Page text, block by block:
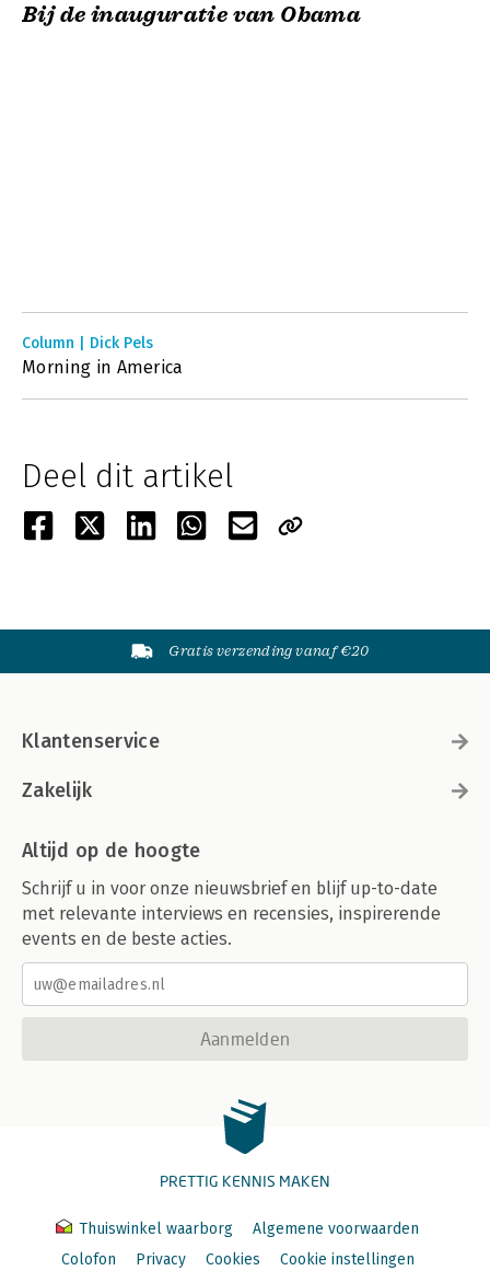
Bij de inauguratie van Obama
Column | Dick Pels
Morning in America
Deel dit artikel
Gratis verzending vanaf €20
Klantenservice
Zakelijk
Altijd op de hoogte
Schrijf u in voor onze nieuwsbrief en blijf up-to-date
met relevante interviews en recensies, inspirerende
events en de beste acties.
Aanmelden
PRETTIG KENNIS MAKEN
Thuiswinkel waarborg
Algemene voorwaarden
Colofon
Privacy Cookies Cookie instellingen